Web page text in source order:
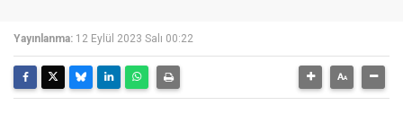
Yayınlanma: 12 Eylül 2023 Salı 00:22